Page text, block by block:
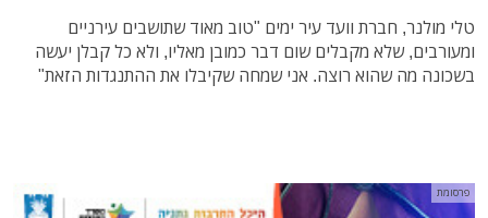
טלי מולנר, חברת וועד עיר ימים "טוב מאוד שתושבים עירניים
ומעורבים, שלא מקבלים שום דבר כמובן מאליו, ולא כל קבלן יעשה
בשכונה מה שהוא רוצה. אני שמחה שקיבלו את ההתנגדות הזאת"
פרסומת